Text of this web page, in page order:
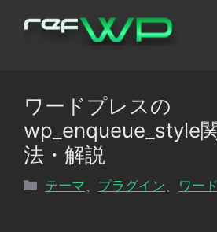
ワードプレスの
wp_enqueue_style
法・解説
カ
テーマ プラグイン ワー